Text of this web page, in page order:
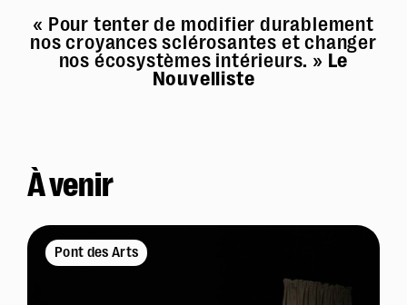
« Pour tenter de modifier durablement
nos croyances sclérosantes et changer
nos écosystèmes intérieurs. » Le
Nouvelliste
À venir
Pont des Arts